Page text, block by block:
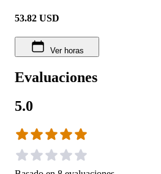
53.82 USD
Ver horas
Evaluaciones
5.0